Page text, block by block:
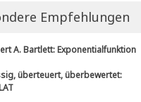
Empfehlungen
A. Bartlett: Exponentialfunktion
überteuert, überbewertet: